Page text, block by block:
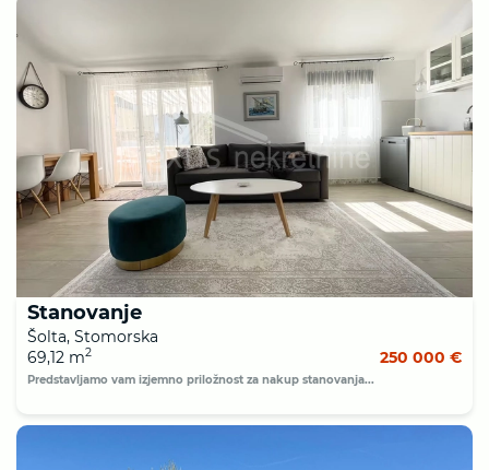
Stanovanje
Šolta, Stomorska
69,12 m2 250 000 €
Predstavljamo vam izjemno priložnost za nakup stanovanja...